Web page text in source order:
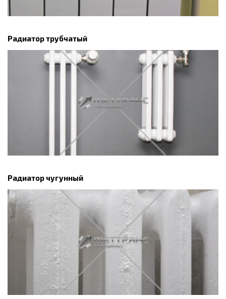
Радиатор трубчатый
Радиатор чугунный